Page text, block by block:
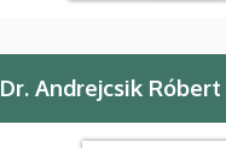
Dr. Andrejcsik Róbert